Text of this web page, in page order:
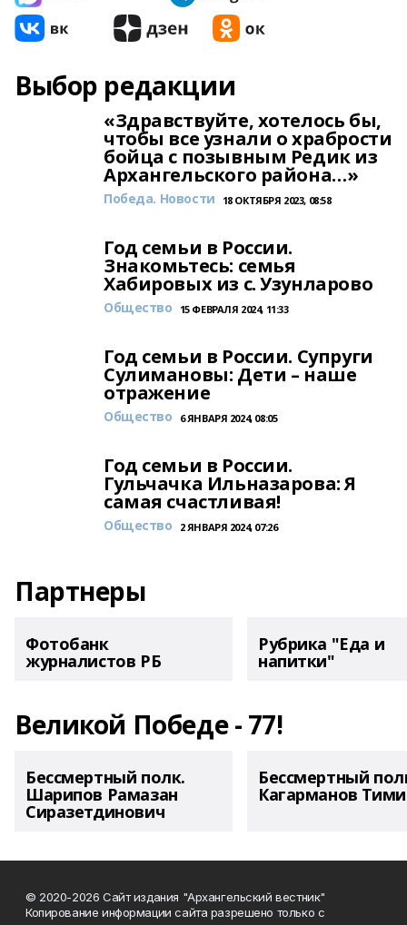
Выбор редакции
«Здравствуйте, хотелось бы,
чтобы все узнали о храбрости
бойца с позывным Редик из
Архангельского района…»
Победа. Новости 18 ОКТЯБРЯ 2023, 08:58
Год семьи в России.
Знакомьтесь: семья
Хабировых из с. Узунларово
Общество 15 ФЕВРАЛЯ 2024, 11:33
Год семьи в России. Супруги
Сулимановы: Дети – наше
отражение
Общество 6 ЯНВАРЯ 2024, 08:05
Год семьи в России.
Гульчачка Ильназарова: Я
самая счастливая!
Общество 2 ЯНВАРЯ 2024, 07:26
Партнеры
Фотобанк
журналистов РБ
Рубрика "Еда и
напитки"
Великой Победе - 77!
Бессмертный полк.
Шарипов Рамазан
Сиразетдинович
Бессмертный
Кагарманов
© 2020-2026 Сайт издания "Архангельский вестник"
Копирование информации сайта разрешено только с